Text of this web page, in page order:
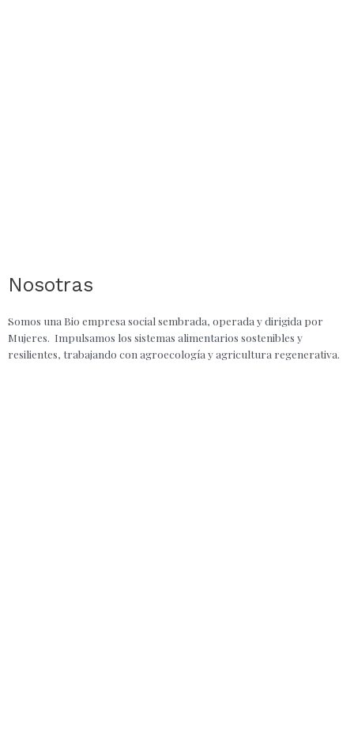
Nosotras
Somos una Bio empresa social sembrada, operada y dirigida por
Mujeres. Impulsamos los sistemas alimentarios sostenibles y
resilientes, trabajando con agroecología y agricultura regenerativa.